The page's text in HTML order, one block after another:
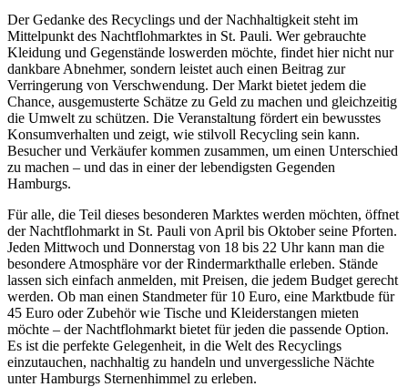
Der Gedanke des Recyclings und der Nachhaltigkeit steht im
Mittelpunkt des Nachtflohmarktes in St. Pauli. Wer gebrauchte
Kleidung und Gegenstände loswerden möchte, findet hier nicht nur
dankbare Abnehmer, sondern leistet auch einen Beitrag zur
Verringerung von Verschwendung. Der Markt bietet jedem die
Chance, ausgemusterte Schätze zu Geld zu machen und gleichzeitig
die Umwelt zu schützen. Die Veranstaltung fördert ein bewusstes
Konsumverhalten und zeigt, wie stilvoll Recycling sein kann.
Besucher und Verkäufer kommen zusammen, um einen Unterschied
zu machen – und das in einer der lebendigsten Gegenden
Hamburgs.
Für alle, die Teil dieses besonderen Marktes werden möchten, öffnet
der Nachtflohmarkt in St. Pauli von April bis Oktober seine Pforten.
Jeden Mittwoch und Donnerstag von 18 bis 22 Uhr kann man die
besondere Atmosphäre vor der Rindermarkthalle erleben. Stände
lassen sich einfach anmelden, mit Preisen, die jedem Budget gerecht
werden. Ob man einen Standmeter für 10 Euro, eine Marktbude für
45 Euro oder Zubehör wie Tische und Kleiderstangen mieten
möchte – der Nachtflohmarkt bietet für jeden die passende Option.
Es ist die perfekte Gelegenheit, in die Welt des Recyclings
einzutauchen, nachhaltig zu handeln und unvergessliche Nächte
unter Hamburgs Sternenhimmel zu erleben.